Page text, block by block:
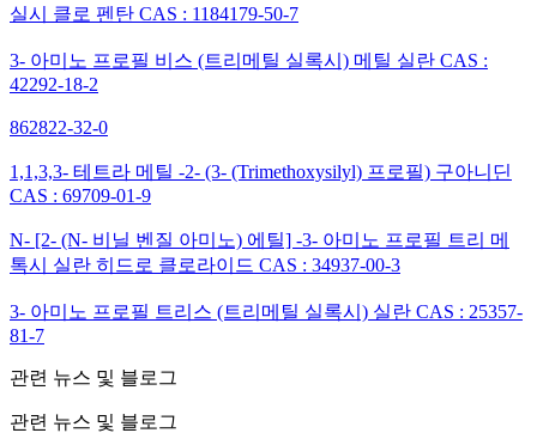
실시 클로 펜탄 CAS : 1184179-50-7
3- 아미노 프로필 비스 (트리메틸 실록시) 메틸 실란 CAS :
42292-18-2
862822-32-0
1,1,3,3- 테트라 메틸 -2- (3- (Trimethoxysilyl) 프로필) 구아니딘
CAS : 69709-01-9
N- [2- (N- 비닐 벤질 아미노) 에틸] -3- 아미노 프로필 트리 메
톡시 실란 히드로 클로라이드 CAS : 34937-00-3
3- 아미노 프로필 트리스 (트리메틸 실록시) 실란 CAS : 25357-
81-7
관련 뉴스 및 블로그
관련 뉴스 및 블로그